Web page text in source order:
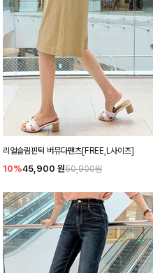
리얼슬림핀턱 버뮤다팬츠[FREE,L사이즈]
10%45,900 원50,900원